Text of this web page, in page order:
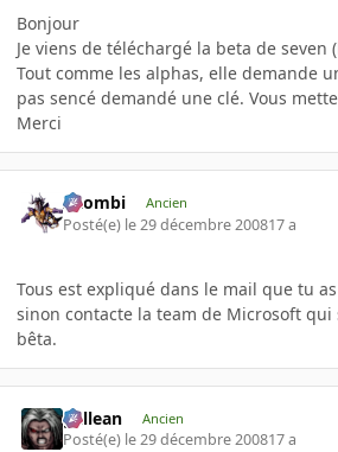
Bonjour
Je viens de téléchargé la beta de seven
Tout comme les alphas, elle demande
pas sencé demandé une clé. Vous
Merci
XZombi Ancien
Posté(e) le 29 décembre 200817 a
Tous est expliqué dans le mail que tu
sinon contacte la team de Microsoft qui
bêta.
gallean Ancien
Posté(e) le 29 décembre 200817 a